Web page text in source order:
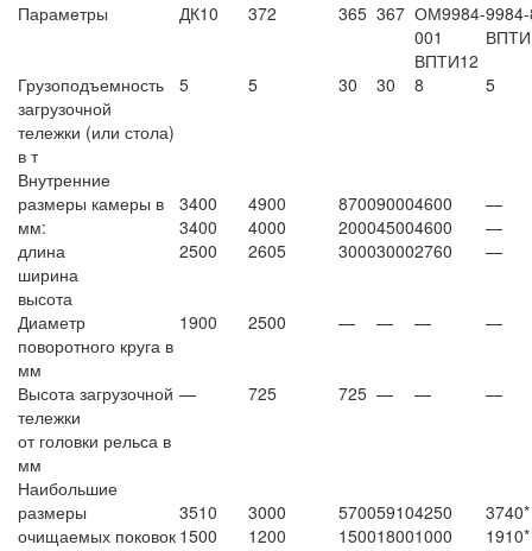
Параметры
ДК10 372 365 367 ОМ9984-
001
ВПТИ12
Грузоподъемность
загрузочной
тележки (или стола)
в т
5 5 30 30 8 5
Внутренние
размеры камеры в
мм:
длина
ширина
высота
3400
3400
2500
4900
4000
2605
8700
2000
3000
9000
4500
3000
4600
4600
2760
—
—
—
Диаметр
поворотного круга в
мм
1900 2500 — — — —
Высота загрузочной
тележки
от головки рельса в
мм
— 725 725 — — —
Наибольшие
размеры
очищаемых поковок
3510
1500
3000
1200
5700
1500
5910
1800
4250
1000
3740*
1910*